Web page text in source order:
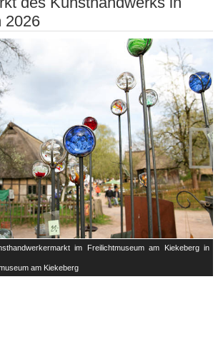
2026
im Freilichtmuseum am Kiekeberg in
am Kiekeberg
